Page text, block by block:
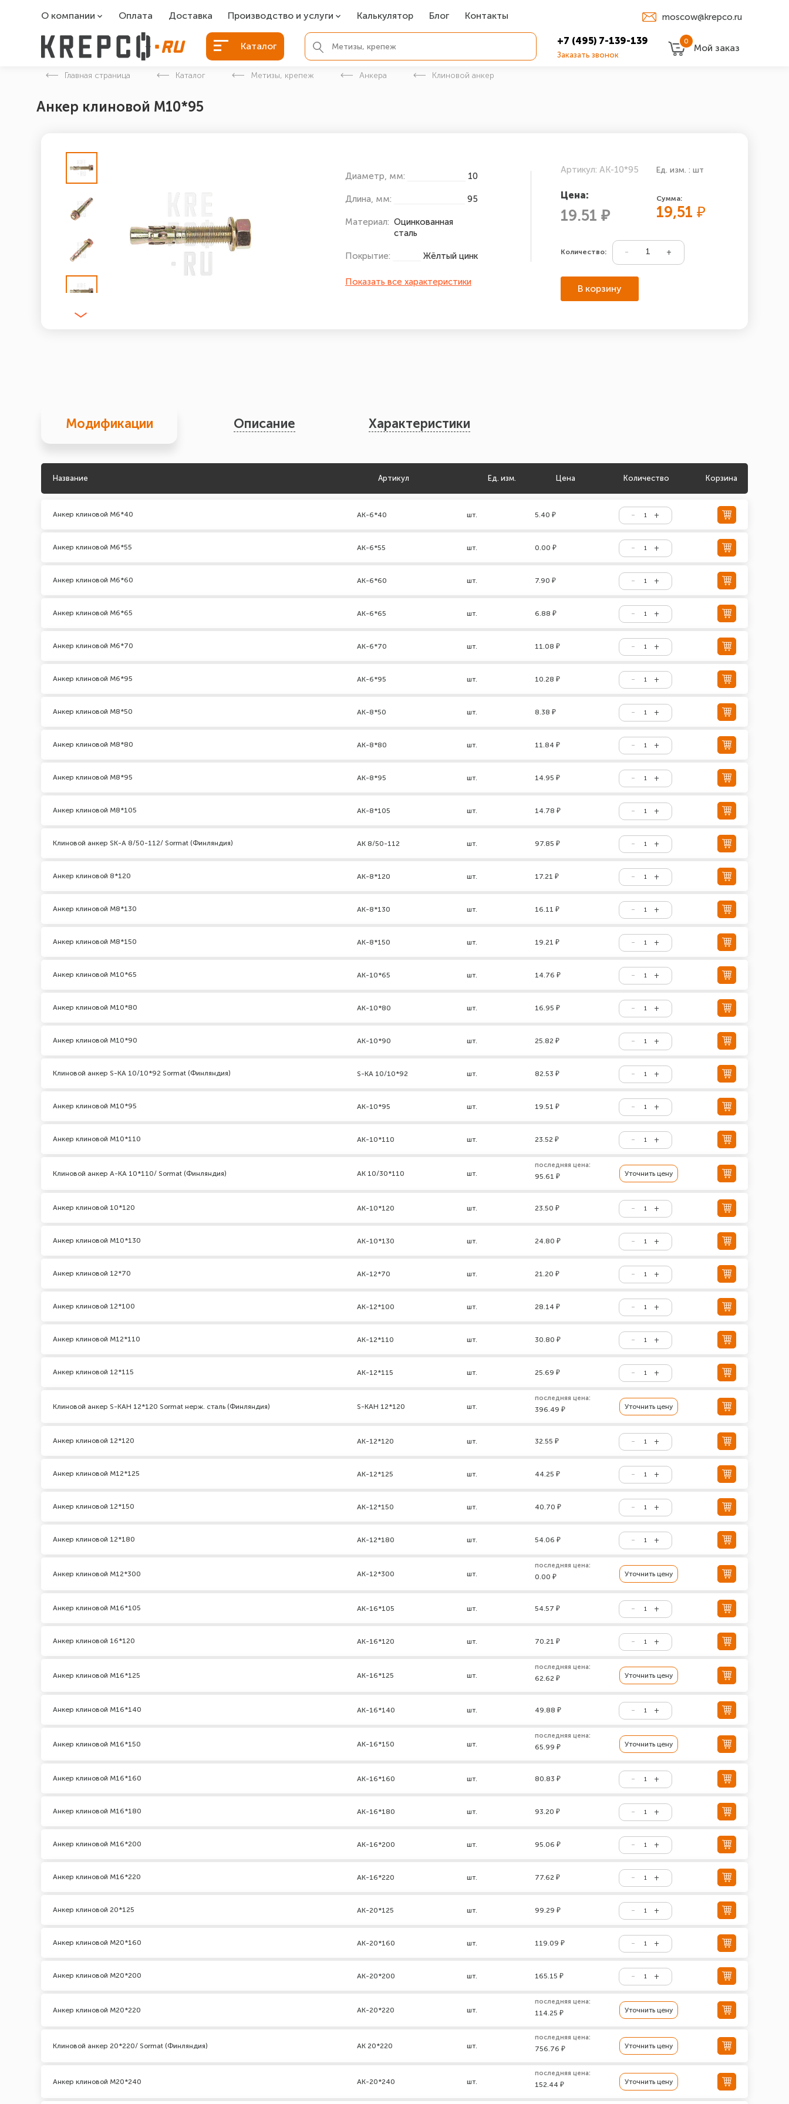
О компании
О компании
Оплата Доставка Производство и услуги
Болты БСР
Болты для фундамента
Калькулятор Блог Контакты moscow@krepco.ru
Каталог +7 (495) 7-139-139
Заказать звонок
0
Мой заказ
Главная страница Каталог Метизы, крепеж Анкера Клиновой анкер
Анкер клиновой М10*95
Диаметр, мм: 10
Длина, мм: 95
Материал: Оцинкованная
сталь
Покрытие: Жёлтый цинк
Показать все характеристики
Артикул: АК-10*95 Ед. изм. : шт
Цена:
19.51 ₽
Сумма:
19,51₽
Количество:
В корзину
Модификации Описание Характеристики
Название Артикул Ед. изм. Цена Количество Корзина
Анкер клиновой М6*40 АК-6*40 шт. 5.40 ₽
Анкер клиновой М6*55 АК-6*55 шт. 0.00 ₽
Анкер клиновой М6*60 АК-6*60 шт. 7.90 ₽
Анкер клиновой М6*65 АК-6*65 шт. 6.88 ₽
Анкер клиновой М6*70 АК-6*70 шт. 11.08 ₽
Анкер клиновой М6*95 АК-6*95 шт. 10.28 ₽
Анкер клиновой М8*50 АК-8*50 шт. 8.38 ₽
Анкер клиновой М8*80 АК-8*80 шт. 11.84 ₽
Анкер клиновой М8*95 АК-8*95 шт. 14.95 ₽
Анкер клиновой М8*105 АК-8*105 шт. 14.78 ₽
Клиновой анкер SK-A 8/50-112/ Sormat (Финляндия) AK 8/50-112 шт. 97.85 ₽
Анкер клиновой 8*120 АК-8*120 шт. 17.21 ₽
Анкер клиновой М8*130 АК-8*130 шт. 16.11 ₽
Анкер клиновой М8*150 АК-8*150 шт. 19.21 ₽
Анкер клиновой М10*65 АК-10*65 шт. 14.76 ₽
Анкер клиновой М10*80 АК-10*80 шт. 16.95 ₽
Анкер клиновой М10*90 АК-10*90 шт. 25.82 ₽
Клиновой анкер S-KA 10/10*92 Sormat (Финляндия) S-KA 10/10*92 шт. 82.53 ₽
Анкер клиновой М10*95 АК-10*95 шт. 19.51 ₽
Анкер клиновой М10*110 АК-10*110 шт. 23.52 ₽
Клиновой анкер A-KA 10*110/ Sormat (Финляндия) AK 10/30*110 шт.
последняя цена:
95.61 ₽ Уточнить цену
Анкер клиновой 10*120 АК-10*120 шт. 23.50 ₽
Анкер клиновой М10*130 АК-10*130 шт. 24.80 ₽
Анкер клиновой 12*70 АК-12*70 шт. 21.20 ₽
Анкер клиновой 12*100 АК-12*100 шт. 28.14 ₽
Анкер клиновой М12*110 AK-12*110 шт. 30.80 ₽
Анкер клиновой 12*115 АК-12*115 шт. 25.69 ₽
Клиновой анкер S-KAH 12*120 Sormat нерж. сталь (Финляндия) S-KAH 12*120 шт.
последняя цена:
396.49 ₽ Уточнить цену
Анкер клиновой 12*120 АК-12*120 шт. 32.55 ₽
Анкер клиновой М12*125 АК-12*125 шт. 44.25 ₽
Анкер клиновой 12*150 АК-12*150 шт. 40.70 ₽
Анкер клиновой 12*180 АК-12*180 шт. 54.06 ₽
Анкер клиновой М12*300 AK-12*300 шт.
последняя цена:
0.00 ₽ Уточнить цену
Анкер клиновой М16*105 АК-16*105 шт. 54.57 ₽
Анкер клиновой 16*120 АК-16*120 шт. 70.21 ₽
Анкер клиновой М16*125 AK-16*125 шт.
последняя цена:
62.62 ₽ Уточнить цену
Анкер клиновой М16*140 АК-16*140 шт. 49.88 ₽
Анкер клиновой М16*150 АК-16*150 шт.
последняя цена:
65.99 ₽ Уточнить цену
Анкер клиновой М16*160 АК-16*160 шт. 80.83 ₽
Анкер клиновой М16*180 АК-16*180 шт. 93.20 ₽
Анкер клиновой М16*200 АК-16*200 шт. 95.06 ₽
Анкер клиновой М16*220 АК-16*220 шт. 77.62 ₽
Анкер клиновой 20*125 АК-20*125 шт. 99.29 ₽
Анкер клиновой М20*160 АК-20*160 шт. 119.09 ₽
Анкер клиновой М20*200 АК-20*200 шт. 165.15 ₽
Анкер клиновой М20*220 АК-20*220 шт.
последняя цена:
114.25 ₽ Уточнить цену
Клиновой анкер 20*220/ Sormat (Финляндия) AK 20*220 шт.
последняя цена:
756.76 ₽ Уточнить цену
Анкер клиновой М20*240 АК-20*240 шт.
последняя цена:
152.44 ₽ Уточнить цену